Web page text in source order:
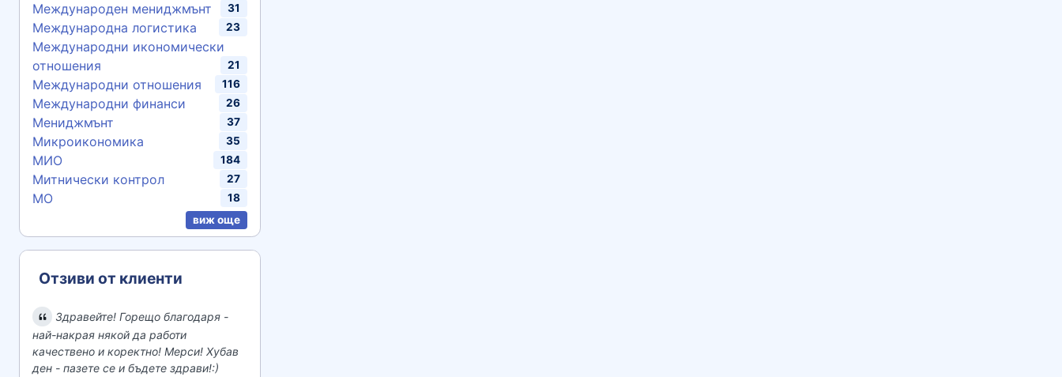
Международен мениджмънт 31
Международна логистика 23
Международни икономически
отношения
21
Международни отношения 116
Международни финанси 26
Мениджмънт 37
Микроикономика 35
МИО 184
Митнически контрол 27
МО
18
виж още
Отзиви от клиенти
Здравейте! Горещо благодаря -
най-накрая някой да работи
качествено и коректно! Мерси! Хубав
ден - пазете се и бъдете здрави!:)